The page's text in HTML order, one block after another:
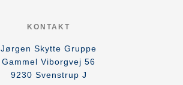
KONTAKT
Jørgen Skytte Gruppe
Gammel Viborgvej 56
9230 Svenstrup J